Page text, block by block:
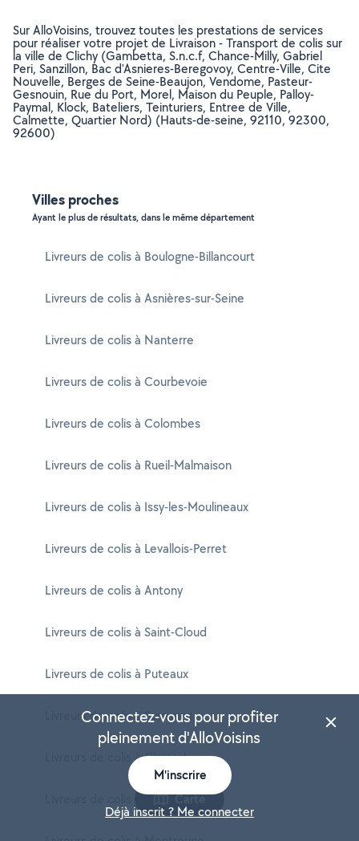
Sur AlloVoisins, trouvez toutes les prestations de services
pour réaliser votre projet de Livraison - Transport de colis sur
la ville de Clichy (Gambetta, S.n.c.f, Chance-Milly, Gabriel
Peri, Sanzillon, Bac d'Asnieres-Beregovoy, Centre-Ville, Cite
Nouvelle, Berges de Seine-Beaujon, Vendome, Pasteur-
Gesnouin, Rue du Port, Morel, Maison du Peuple, Palloy-
Paymal, Klock, Bateliers, Teinturiers, Entree de Ville,
Calmette, Quartier Nord) (Hauts-de-seine, 92110, 92300,
92600)
Villes proches
Ayant le plus de résultats, dans le même département
Livreurs de colis à Boulogne-Billancourt
Livreurs de colis à Asnières-sur-Seine
Livreurs de colis à Nanterre
Livreurs de colis à Courbevoie
Livreurs de colis à Colombes
Livreurs de colis à Rueil-Malmaison
Livreurs de colis à Issy-les-Moulineaux
Livreurs de colis à Levallois-Perret
Livreurs de colis à Antony
Livreurs de colis à Saint-Cloud
Livreurs de colis à Puteaux
Livreurs de colis à Suresnes
Livreurs de colis à Clamart
Livreurs de colis à MeudonCarte
Connectez-vous pour profiter
pleinement d'AlloVoisins
M'inscrire
Déjà inscrit ? Me connecter